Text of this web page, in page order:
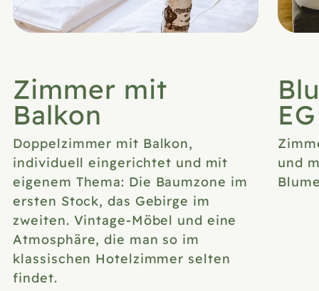
Zimmer mit
Balkon
Doppelzimmer mit Balkon,
individuell eingerichtet und mit
eigenem Thema: Die Baumzone im
ersten Stock, das Gebirge im
zweiten. Vintage-Möbel und eine
Atmosphäre, die man so im
klassischen Hotelzimmer selten
findet.
und